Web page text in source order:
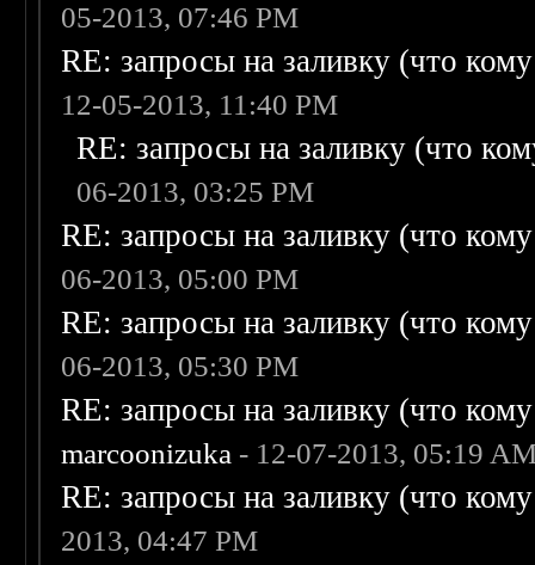
05-2013, 07:46 PM
RE: запросы на заливку (что
12-05-2013, 11:40 PM
RE: запросы на заливку (что
06-2013, 03:25 PM
RE: запросы на заливку (что
06-2013, 05:00 PM
RE: запросы на заливку (что
06-2013, 05:30 PM
RE: запросы на заливку (что
marcoonizuka - 12-07-2013, 05:19
RE: запросы на заливку (что
2013, 04:47 PM